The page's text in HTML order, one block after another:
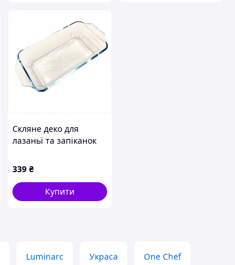
Скляне деко для
лазаньї та запіканок
87145T92MK
339 ₴
Купити
Luminarc Украса One Chef